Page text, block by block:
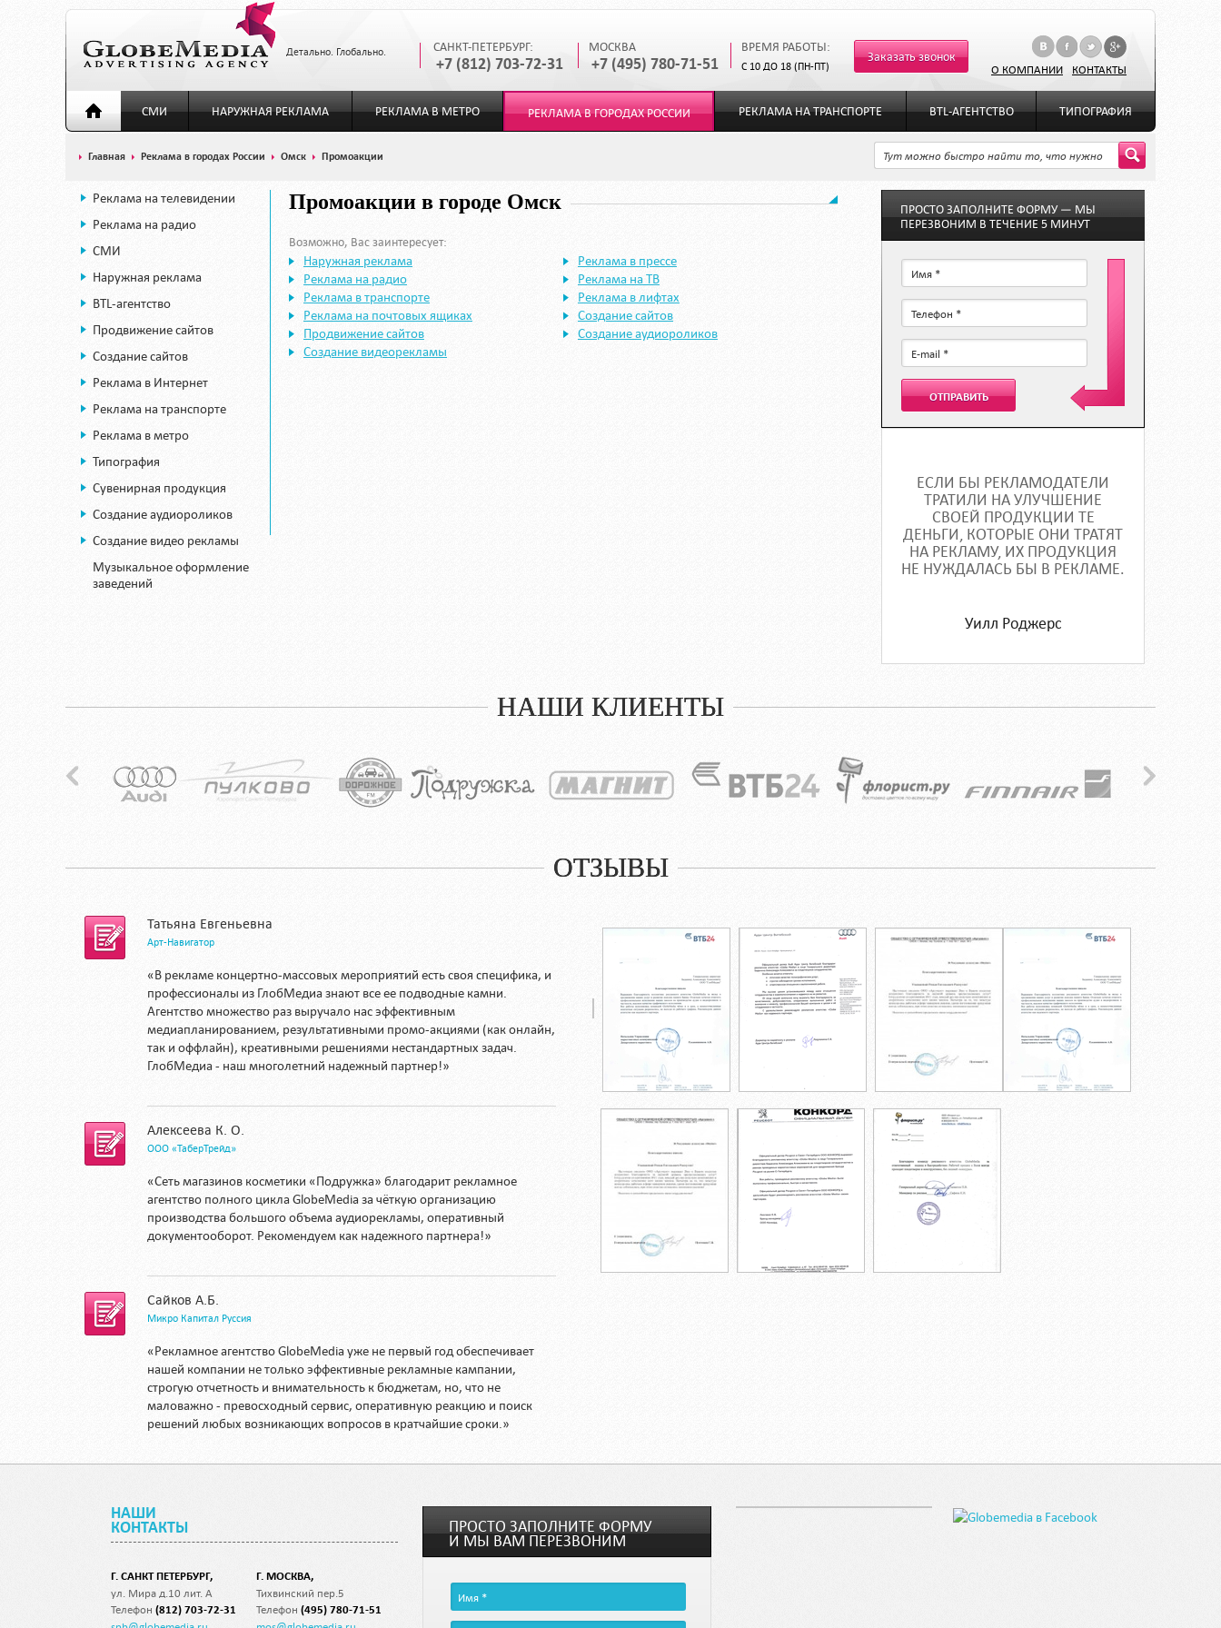
Детально. Глобально. САНКТ-ПЕТЕРБУРГ:
+7 (812) 703-72-31
МОСКВА
+7 (495) 780-71-51
ВРЕМЯ РАБОТЫ:
С 10 ДО 18 (ПН-ПТ)
Заказать звонок
О КОМПАНИИ КОНТАКТЫ
СМИ НАРУЖНАЯ РЕКЛАМА РЕКЛАМА В МЕТРО РЕКЛАМА В ГОРОДАХ РОССИИ РЕКЛАМА НА ТРАНСПОРТЕ BTL-АГЕНТСТВО ТИПОГРАФИЯ
Главная Реклама в городах России Омск Промоакции
Реклама на телевидении
Реклама на радио
СМИ
Наружная реклама
BTL-агентство
Продвижение сайтов
Создание сайтов
Реклама в Интернет
Реклама на транспорте
Реклама в метро
Типография
Сувенирная продукция
Создание аудиороликов
Создание видео рекламы
Музыкальное оформление
заведений
Промоакции в городе Омск
Возможно, Вас заинтересует:
Наружная реклама
Реклама на радио
Реклама в транспорте
Реклама на почтовых ящиках
Продвижение сайтов
Создание видеорекламы
Реклама в прессе
Реклама на ТВ
Реклама в лифтах
Создание сайтов
Создание аудиороликов
ПРОСТО ЗАПОЛНИТЕ ФОРМУ — МЫ
ПЕРЕЗВОНИМ В ТЕЧЕНИЕ 5 МИНУТ
ЕСЛИ БЫ РЕКЛАМОДАТЕЛИ
ТРАТИЛИ НА УЛУЧШЕНИЕ
СВОЕЙ ПРОДУКЦИИ ТЕ
ДЕНЬГИ, КОТОРЫЕ ОНИ ТРАТЯТ
НА РЕКЛАМУ, ИХ ПРОДУКЦИЯ
НЕ НУЖДАЛАСЬ БЫ В РЕКЛАМЕ.
Уилл Роджерс
НАШИ КЛИЕНТЫ
ОТЗЫВЫ
Татьяна Евгеньевна
Арт-Навигатор
«В рекламе концертно-массовых мероприятий есть своя специфика, и
профессионалы из ГлобМедиа знают все ее подводные камни.
Агентство множество раз выручало нас эффективным
медиапланированием, результативными промо-акциями (как онлайн,
так и оффлайн), креативными решениями нестандартных задач.
ГлобМедиа - наш многолетний надежный партнер!»
Алексеева К. О.
ООО «ТаберТрейд»
«Сеть магазинов косметики «Подружка» благодарит рекламное
агентство полного цикла GlobeMedia за чёткую организацию
производства большого объема аудиорекламы, оперативный
документооборот. Рекомендуем как надежного партнера!»
Сайков А.Б.
Микро Капитал Руссия
«Рекламное агентство GlobeMedia уже не первый год обеспечивает
нашей компании не только эффективные рекламные кампании,
строгую отчетность и внимательность к бюджетам, но, что не
маловажно - превосходный сервис, оперативную реакцию и поиск
решений любых возникающих вопросов в кратчайшие сроки.»
НАШИ
КОНТАКТЫ
Г. САНКТ ПЕТЕРБУРГ,
ул. Мира д.10 лит. А
Телефон (812) 703-72-31
Г. МОСКВА,
Тихвинский пер.5
Телефон (495) 780-71-51
ПРОСТО ЗАПОЛНИТЕ ФОРМУ
И МЫ ВАМ ПЕРЕЗВОНИМ